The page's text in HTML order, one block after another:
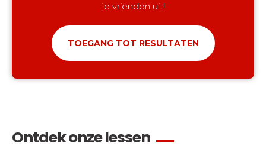
je vrienden uit!
TOEGANG TOT RESULTATEN
Ontdek onze lessen